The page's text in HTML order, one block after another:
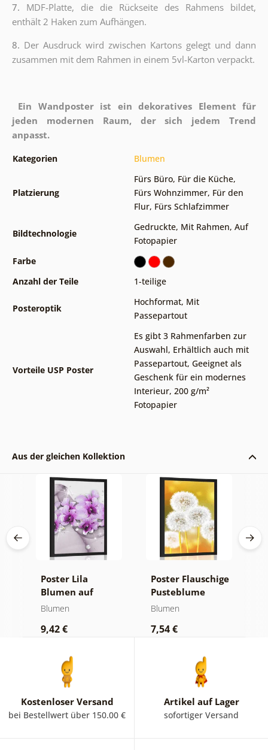
7. MDF-Platte, die die Rückseite des Rahmens bildet,
enthält 2 Haken zum Aufhängen.
8. Der Ausdruck wird zwischen Kartons gelegt und dann
zusammen mit dem Rahmen in einem 5vl-Karton verpackt.
Ein Wandposter ist ein dekoratives Element für
jeden modernen Raum, der sich jedem Trend
anpasst.
Kategorien Blumen
Platzierung
Fürs Büro, Für die Küche,
Fürs Wohnzimmer, Für den
Flur, Fürs Schlafzimmer
Bildtechnologie
Gedruckte, Mit Rahmen, Auf
Fotopapier
Farbe
Anzahl der Teile
1-teilige
Posteroptik
Hochformat, Mit
Passepartout
Vorteile USP Poster
Es gibt 3 Rahmenfarben zur
Auswahl, Erhältlich auch mit
Passepartout, Geeignet als
Geschenk für ein modernes
Interieur, 200 g/m²
Fotopapier
Aus der gleichen Kollektion
Poster Lila
Blumen auf
abstraktem
Blumen
9,42 €
Poster Flauschige
Pusteblume
Blumen
7,54 €
Kostenloser Versand
bei Bestellwert über 150.00 €
Artikel auf Lager
sofortiger Versand